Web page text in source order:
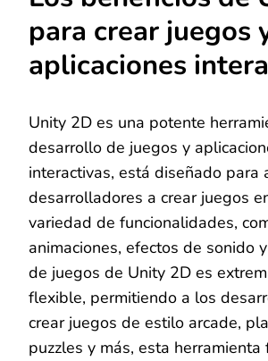
para crear juegos
aplicaciones
Unity 2D es una potente
desarrollo de juegos y
interactivas, está diseñado para
desarrolladores a crear juegos
variedad de funcionalidades,
animaciones, efectos de sonido
de juegos de Unity 2D es
flexible, permitiendo a los
crear juegos de estilo arcade,
puzzles y más, esta